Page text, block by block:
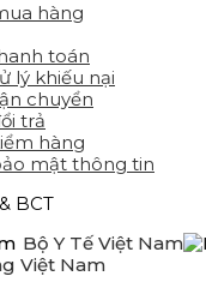
hàng
toán
lý khiếu nại
chuyển
trả
hàng
mật thông tin
BCT
Bộ Y Tế Việt Nam